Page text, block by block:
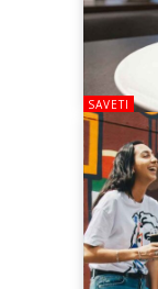
SAVETI